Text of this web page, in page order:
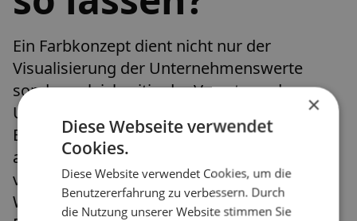
Ein Farbkonzept dient nicht nur der
Visualisierung der Unternehmenswerte
sondern gleichzeitig der Verortung des
Unternehmens auf der Lymbicmap. Hier soll
Erlerntes bedient und Resonanzfelder
aktiviert werden. Allem voran werden sich
vorher gemeinsam die Fragen gestellt:
Welche Erwartungen hat man an meine
×
Diese Webseite verwendet
Cookies.
Diese Website verwendet Cookies, um die
Benutzererfahrung zu verbessern. Durch
die Nutzung unserer Website stimmen Sie